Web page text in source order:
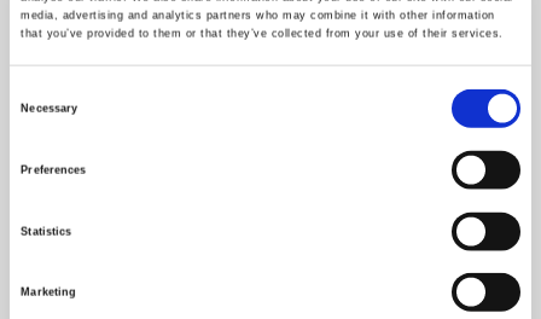
media, advertising and analytics partners who may combine it with other information
that you’ve provided to them or that they’ve collected from your use of their services.
Necessary
Preferences
Statistics
Marketing
Zaregistrujte svoj test zadaním identifikačného
anonymné.
OK